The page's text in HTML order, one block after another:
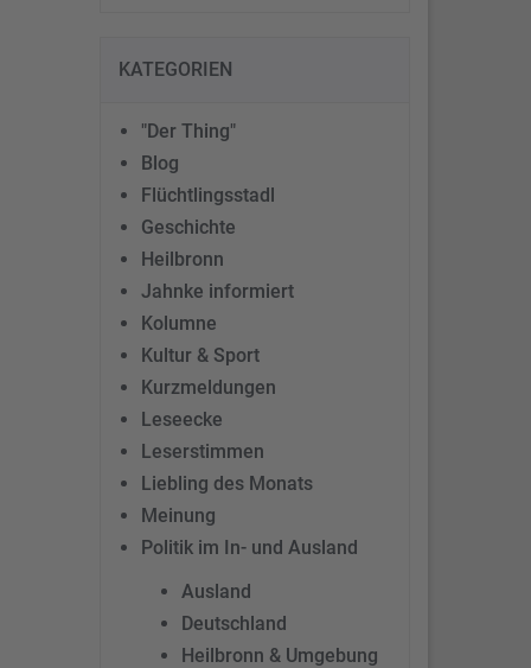
KATEGORIEN
"Der Thing"
Blog
Flüchtlingsstadl
Geschichte
Heilbronn
Jahnke informiert
Kolumne
Kultur & Sport
Kurzmeldungen
Leseecke
Leserstimmen
Liebling des Monats
Meinung
Politik im In- und Ausland
Ausland
Deutschland
Heilbronn & Umgebung